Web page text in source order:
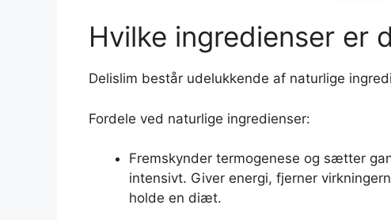
Hvilke ingredienser er
Delislim består udelukkende af naturlige
Fordele ved naturlige ingredienser:
Fremskynder termogenese og sætter
intensivt. Giver energi, fjerner
holde en diæt.